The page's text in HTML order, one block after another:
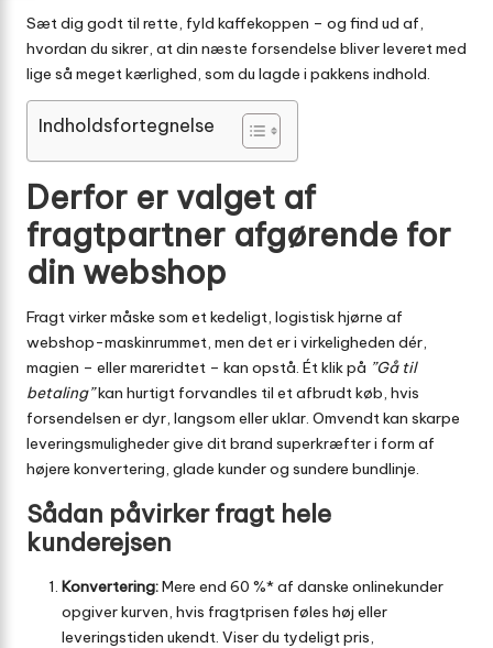
Sæt dig godt til rette, fyld kaffekoppen – og find ud af,
hvordan du sikrer, at din næste forsendelse bliver leveret med
lige så meget kærlighed, som du lagde i pakkens indhold.
Indholdsfortegnelse
Derfor er valget af
fragtpartner afgørende for
din webshop
Fragt virker måske som et kedeligt, logistisk hjørne af
webshop-maskinrummet, men det er i virkeligheden dér,
magien – eller mareridtet – kan opstå. Ét klik på ”Gå til
betaling”kan hurtigt forvandles til et afbrudt køb, hvis
forsendelsen er dyr, langsom eller uklar. Omvendt kan skarpe
leveringsmuligheder give dit brand superkræfter i form af
højere konvertering, glade kunder og sundere bundlinje.
Sådan påvirker fragt hele
kunderejsen
Konvertering:Mere end 60 %* af danske onlinekunder
opgiver kurven, hvis fragtprisen føles høj eller
leveringstiden ukendt. Viser du tydeligt pris,